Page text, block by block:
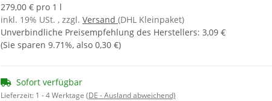
279,00 € pro 1 l
inkl. 19% USt. , zzgl. Versand (DHL Kleinpaket)
Unverbindliche Preisempfehlung des Herstellers: 3,09 €
(Sie sparen 9.71%, also 0,30 €)
Sofort verfügbar
Lieferzeit: 1 - 4 Werktage (DE - Ausland abweichend)